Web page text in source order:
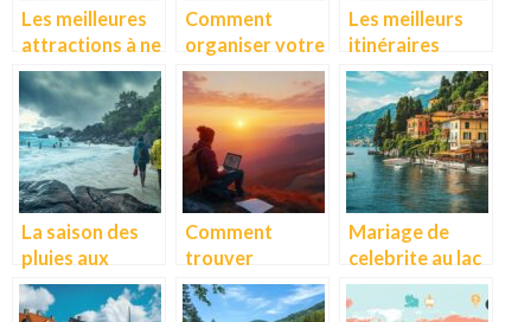
Les meilleures
attractions à ne
pas manquer
lors de votre
visite à
Amsterdam
Comment
organiser votre
visite de
Copenhague en
optimisant
chaque instant
Les meilleurs
itinéraires
européens pour
un road trip
inoubliable
La saison des
pluies aux
Seychelles : Top
5 des spots de
Comment
trouver
l’inspiration
pour creer un
Mariage de
celebrite au lac
de Come :
inspirations